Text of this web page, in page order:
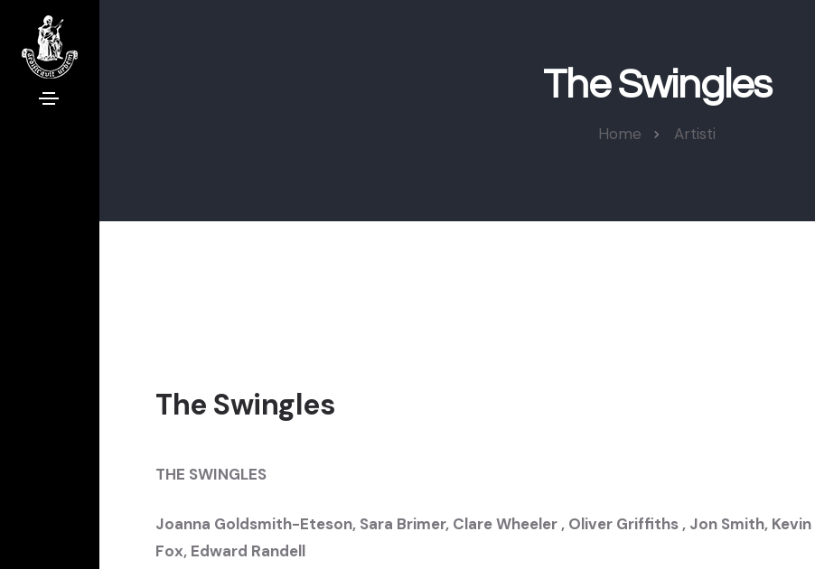
The Swingles
Home Artisti
The Swingles
THE SWINGLES
Joanna Goldsmith-Eteson, Sara Brimer, Clare Wheeler , Oliver Griffiths , Jon Smith, Kevin
Fox, Edward Randell